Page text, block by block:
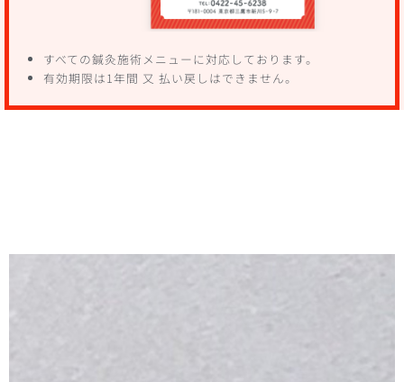
すべての鍼灸施術メニューに対応しております。
有効期限は1年間 又 払い戻しはできません。